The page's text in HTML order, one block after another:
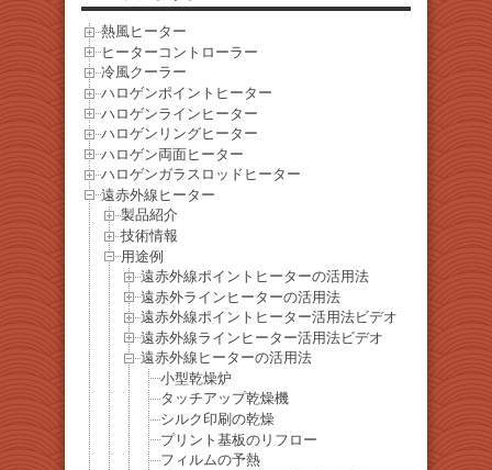
熱風ヒーター
ヒーターコントローラー
冷風クーラー
ハロゲンポイントヒーター
ハロゲンラインヒーター
ハロゲンリングヒーター
ハロゲン両面ヒーター
ハロゲンガラスロッドヒーター
遠赤外線ヒーター
製品紹介
技術情報
用途例
遠赤外線ポイントヒーターの活用法
遠赤外ラインヒーターの活用法
遠赤外線ポイントヒーター活用法ビデオ
遠赤外線ラインヒーター活用法ビデオ
遠赤外線ヒーターの活用法
小型乾燥炉
タッチアップ乾燥機
シルク印刷の乾燥
プリント基板のリフロー
フィルムの予熱